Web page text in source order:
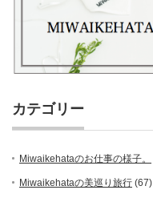
カテゴリー
Miwaikehataのお仕事の様子。
Miwaikehataの美巡り旅行 (67)